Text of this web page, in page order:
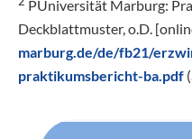
PUniversität Marburg:
Deckblattmuster, o.D.
marburg.de/de/fb21/
praktikumsbericht-ba.pdf